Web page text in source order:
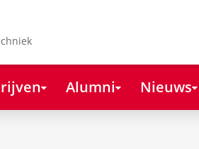
Alumni Nieuws